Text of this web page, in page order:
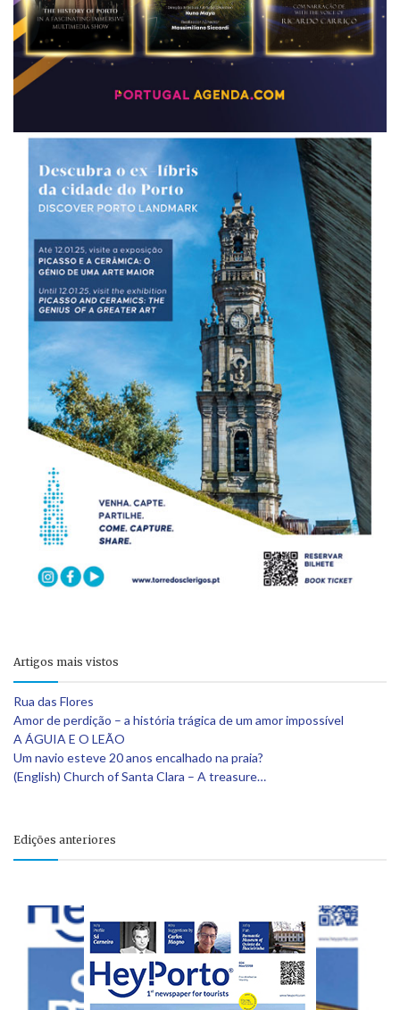
Artigos mais vistos
Rua das Flores
Amor de perdição – a história trágica de um amor impossível
A ÁGUIA E O LEÃO
Um navio esteve 20 anos encalhado na praia?
(English) Church of Santa Clara – A treasure…
Edições anteriores